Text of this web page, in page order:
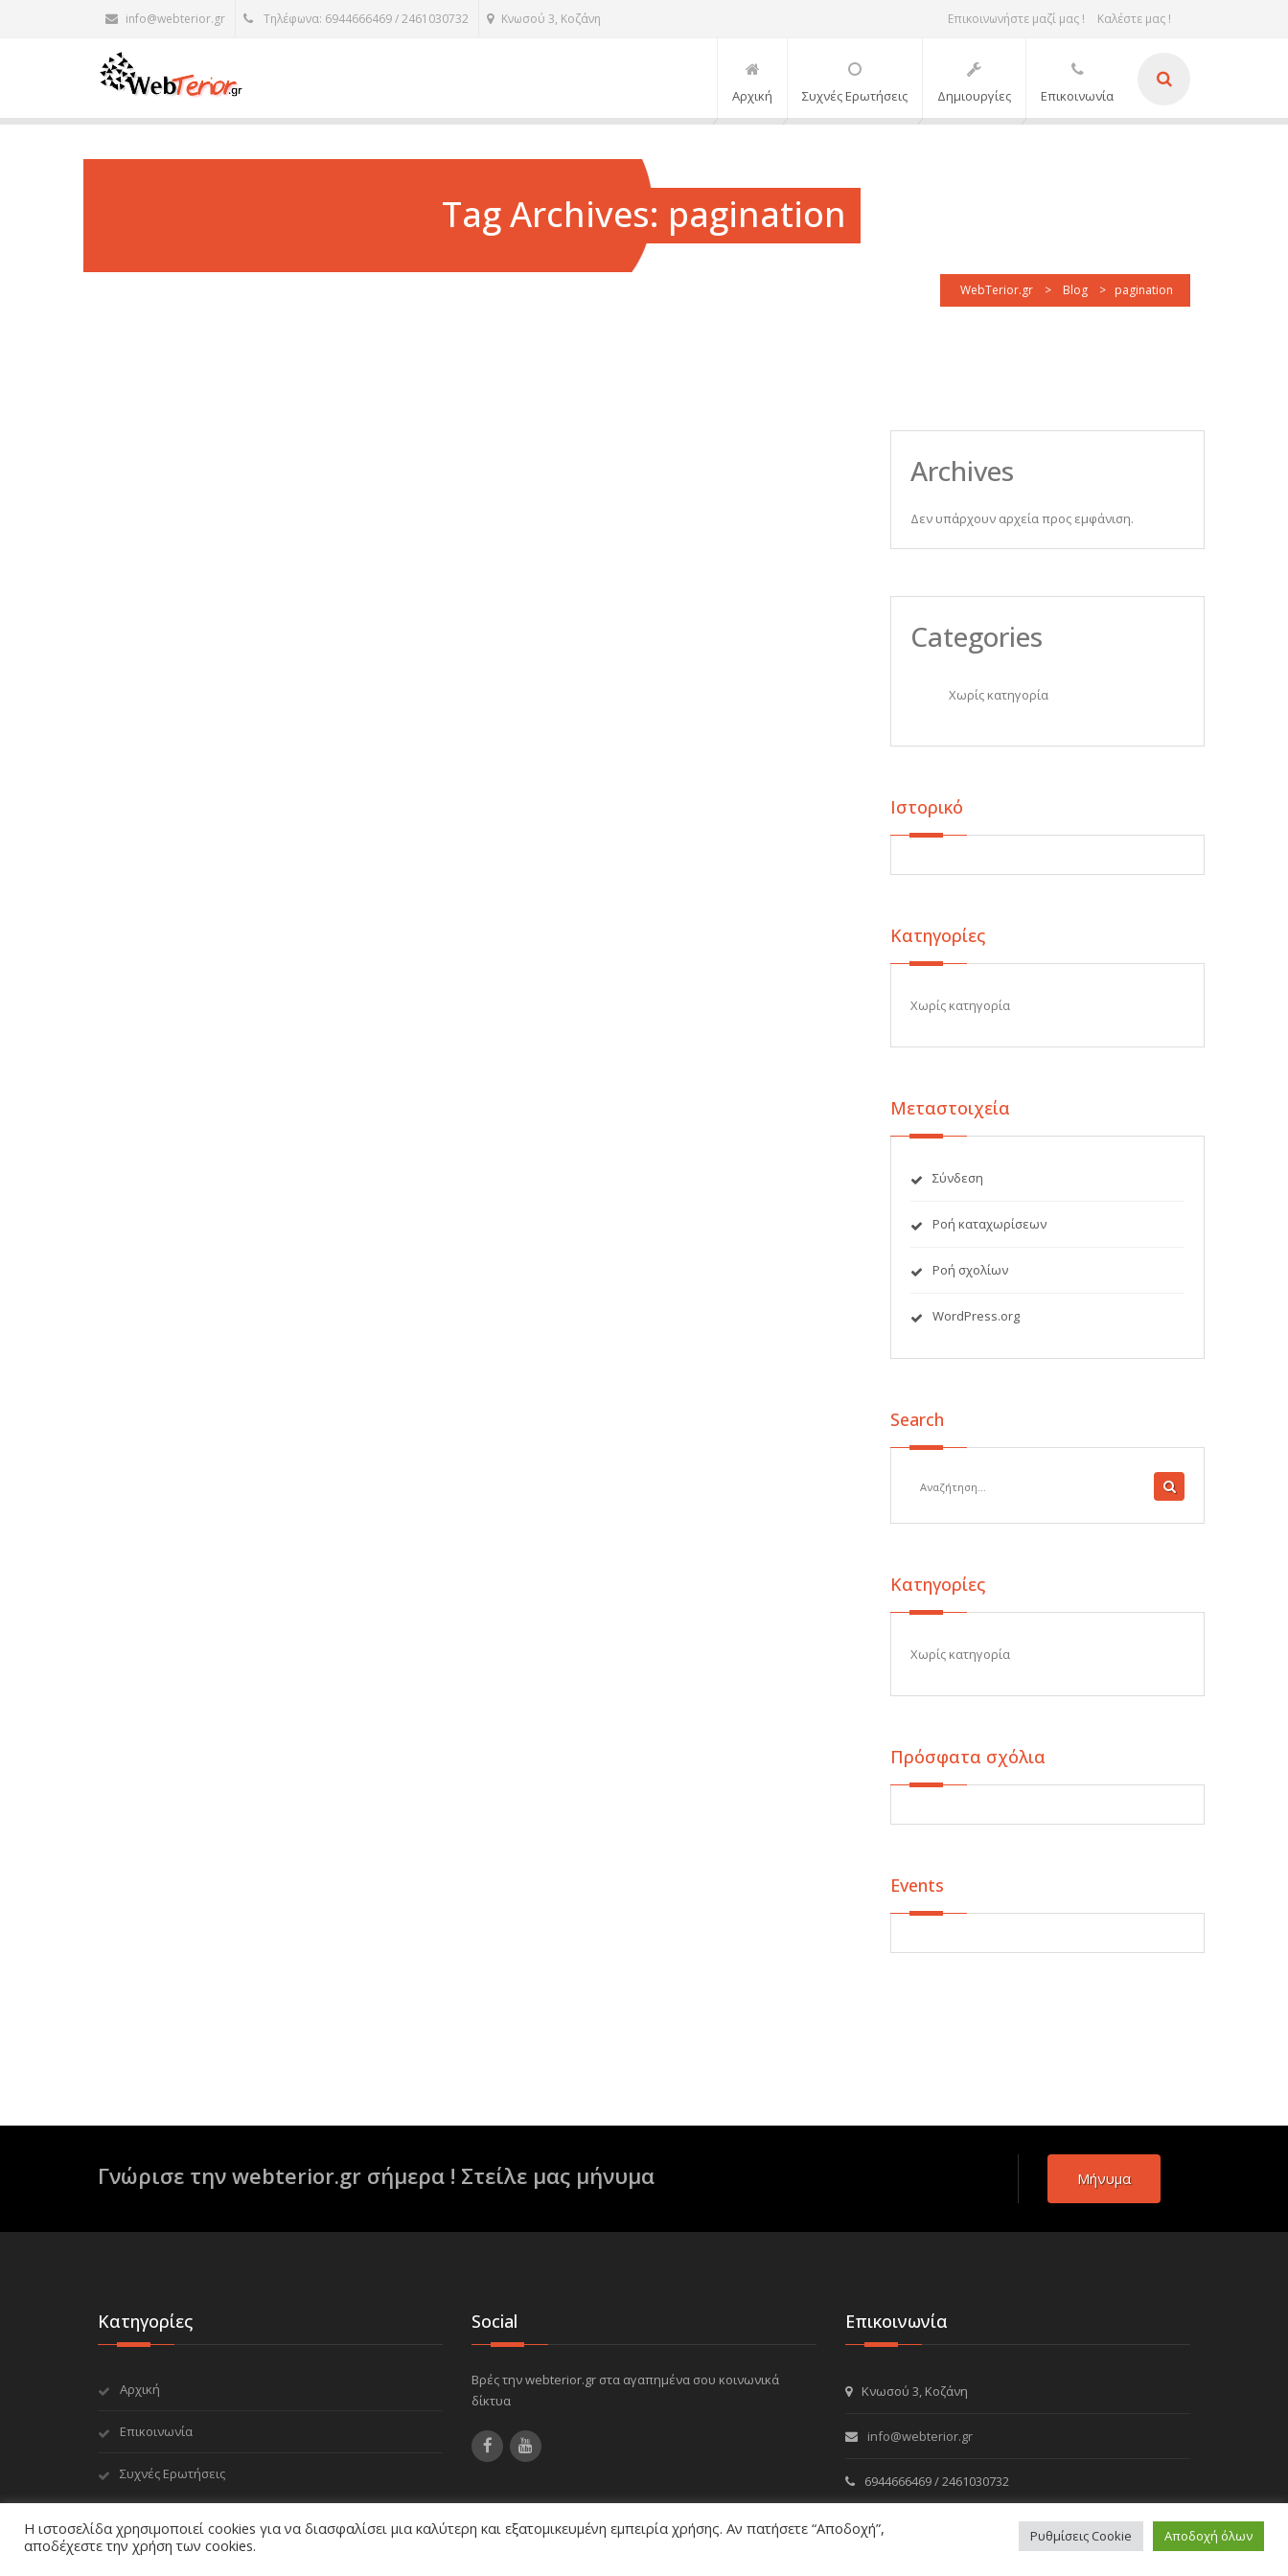
info@webterior.gr Τηλέφωνα: 6944666469 / 2461030732 Κνωσού 3, Κοζάνη Επικοινωνήστε μαζί μας ! Καλέστε μας !
Αρχική Συχνές Ερωτήσεις Δημιουργίες Επικοινωνία
Tag Archives: pagination
WebTerior.gr > Blog > pagination
Archives
Δεν υπάρχουν αρχεία προς εμφάνιση.
Categories
Χωρίς κατηγορία
Ιστορικό
Kατηγορίες
Χωρίς κατηγορία
Μεταστοιχεία
Σύνδεση
Ροή καταχωρίσεων
Ροή σχολίων
WordPress.org
Search
Kατηγορίες
Χωρίς κατηγορία
Πρόσφατα σχόλια
Events
Γνώρισε την webterior.gr σήμερα ! Στείλε μας μήνυμα Μήνυμα
Κατηγορίες
Αρχική
Επικοινωνία
Συχνές Ερωτήσεις
Social
Βρές την webterior.gr στα αγαπημένα σου κοινωνικά
δίκτυα
Επικοινωνία
Κνωσού 3, Κοζάνη
info@webterior.gr
6944666469 / 2461030732
Η ιστοσελίδα χρησιμοποιεί cookies για να διασφαλίσει μια καλύτερη και εξατομικευμένη εμπειρία χρήσης. Αν πατήσετε “Αποδοχή”,
αποδέχεστε την χρήση των cookies.
Ρυθμίσεις Cookie Αποδοχή όλων